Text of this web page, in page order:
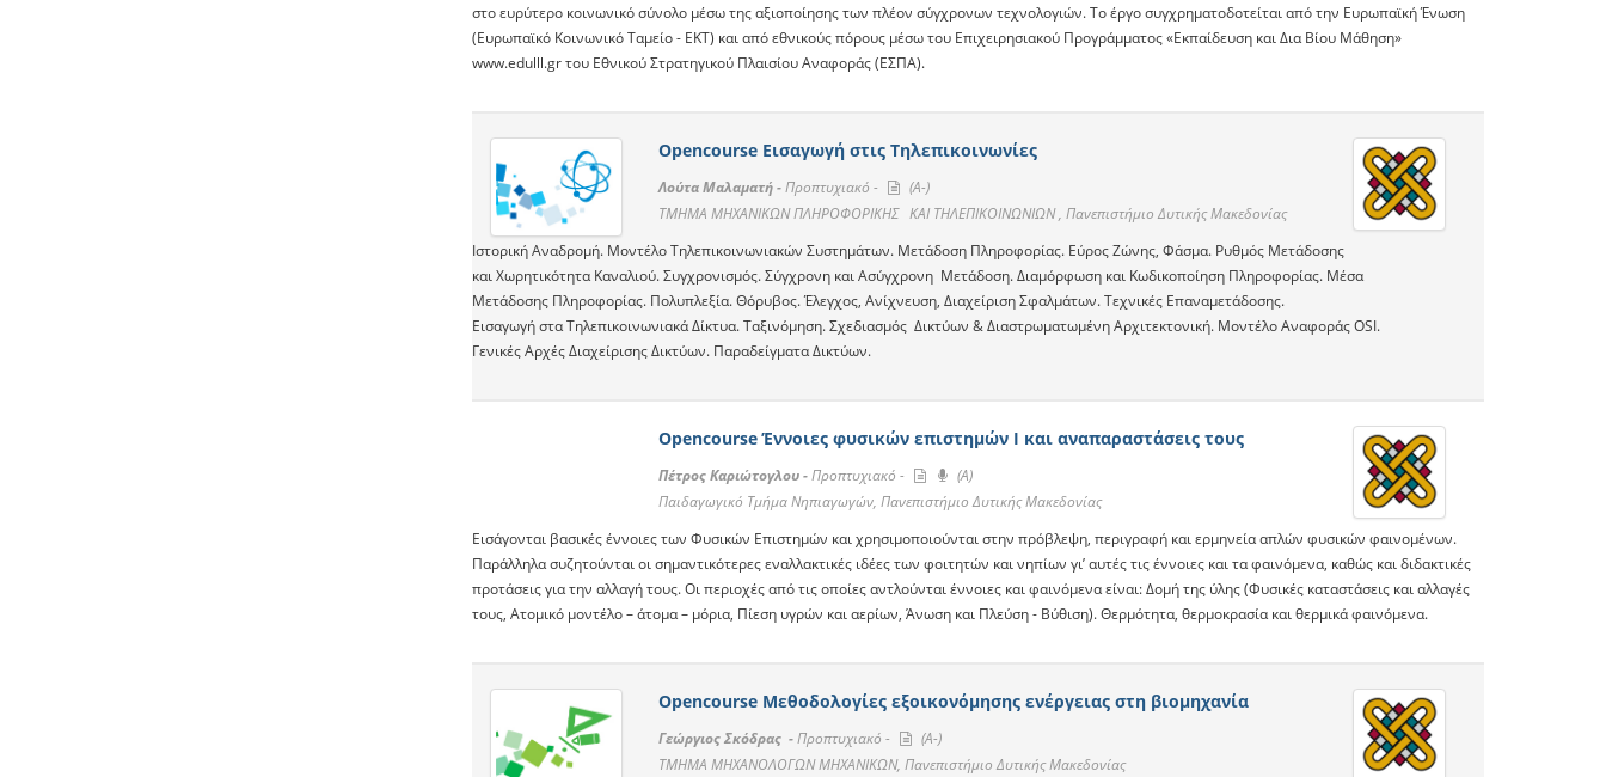
στο ευρύτερο κοινωνικό σύνολο μέσω της αξιοποίησης των πλέον σύγχρονων τεχνολογιών. Το έργο συγχρηματοδοτείται από την Ευρωπαϊκή Ένωση
(Ευρωπαϊκό Κοινωνικό Ταμείο - ΕΚΤ) και από εθνικούς πόρους μέσω του Επιχειρησιακού Προγράμματος «Εκπαίδευση και Δια Βίου Μάθηση»
www.edulll.gr του Εθνικού Στρατηγικού Πλαισίου Αναφοράς (ΕΣΠΑ).
Opencourse Εισαγωγή στις Τηλεπικοινωνίες
Λούτα Μαλαματή -Προπτυχιακό -
(A-)
ΤΜΗΜΑ ΜΗΧΑΝΙΚΩΝ ΠΛΗΡΟΦΟΡΙΚΗΣ ΚΑΙ ΤΗΛΕΠΙΚΟΙΝΩΝΙΩΝ , Πανεπιστήμιο Δυτικής Μακεδονίας
Ιστορική Αναδρομή. Μοντέλο Τηλεπικοινωνιακών Συστημάτων. Μετάδοση Πληροφορίας. Εύρος Ζώνης, Φάσμα. Ρυθμός Μετάδοσης
και Χωρητικότητα Καναλιού. Συγχρονισμός. Σύγχρονη και Ασύγχρονη Μετάδοση. Διαμόρφωση και Κωδικοποίηση Πληροφορίας. Μέσα
Μετάδοσης Πληροφορίας. Πολυπλεξία. Θόρυβος. Έλεγχος, Ανίχνευση, Διαχείριση Σφαλμάτων. Τεχνικές Επαναμετάδοσης.
Εισαγωγή στα Τηλεπικοινωνιακά Δίκτυα. Ταξινόμηση. Σχεδιασμός Δικτύων & Διαστρωματωμένη Αρχιτεκτονική. Μοντέλο Αναφοράς OSI.
Γενικές Αρχές Διαχείρισης Δικτύων. Παραδείγματα Δικτύων.
Opencourse Έννοιες φυσικών επιστηµών Ι και αναπαραστάσεις τους
Πέτρος Καριώτογλου -Προπτυχιακό -
(A)
Παιδαγωγικό Τμήμα Νηπιαγωγών, Πανεπιστήμιο Δυτικής Μακεδονίας
Εισάγονται βασικές έννοιες των Φυσικών Επιστημών και χρησιμοποιούνται στην πρόβλεψη, περιγραφή και ερμηνεία απλών φυσικών φαινομένων.
Παράλληλα συζητούνται οι σημαντικότερες εναλλακτικές ιδέες των φοιτητών και νηπίων γι’ αυτές τις έννοιες και τα φαινόμενα, καθώς και διδακτικές
προτάσεις για την αλλαγή τους. Οι περιοχές από τις οποίες αντλούνται έννοιες και φαινόμενα είναι: Δομή της ύλης (Φυσικές καταστάσεις και αλλαγές
τους, Ατομικό μοντέλο – άτομα – μόρια, Πίεση υγρών και αερίων, Άνωση και Πλεύση - Βύθιση). Θερμότητα, θερμοκρασία και θερμικά φαινόμενα.
Opencourse Μεθοδολογίες εξοικονόμησης ενέργειας στη βιομηχανία
Γεώργιος Σκόδρας -Προπτυχιακό -
(A-)
TMHMA ΜΗΧΑΝΟΛΟΓΩΝ ΜΗΧΑΝΙΚΩΝ, Πανεπιστήμιο Δυτικής Μακεδονίας